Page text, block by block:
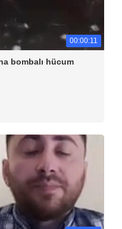
00:00:11
bombalı hücum